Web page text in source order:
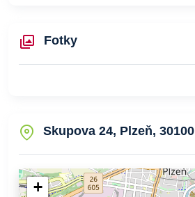
Fotky
Skupova 24, Plzeň, 30100
+